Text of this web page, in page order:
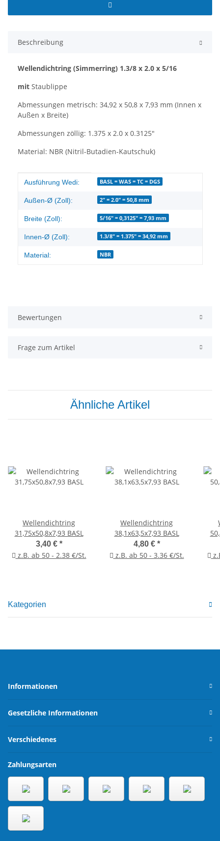
Beschreibung
Wellendichtring (Simmerring) 1.3/8 x 2.0 x 5/16
mit Staublippe
Abmessungen metrisch: 34,92 x 50,8 x 7,93 mm (Innen x
Außen x Breite)
Abmessungen zöllig: 1.375 x 2.0 x 0.3125"
Material: NBR (Nitril-Butadien-Kautschuk)
Produkteigenschaft
Wert
Ausführung Wedi: BASL = WAS = TC = DGS
Außen-Ø (Zoll): 2" = 2.0" = 50,8 mm
Breite (Zoll): 5/16" = 0,3125" = 7,93 mm
Innen-Ø (Zoll): 1.3/8" = 1.375" = 34,92 mm
Material: NBR
Bewertungen
Frage zum Artikel
Ähnliche Artikel
Wellendichtring
31,75x50,8x7,93 BASL
3,40 € *
z.B. ab 50 - 2.38 €/St.
Wellendichtring
38,1x63,5x7,93 BASL
4,80 € *
z.B. ab 50 - 3.36 €/St.
Kategorien
Informationen
Gesetzliche Informationen
Verschiedenes
Zahlungsarten